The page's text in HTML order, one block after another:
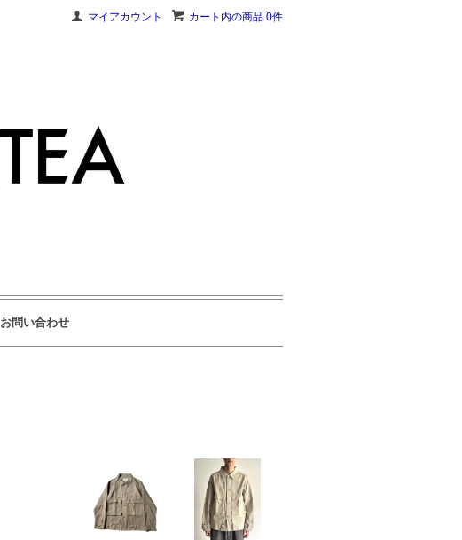
カート内の商品 0件
マイアカウント
お問い合わせ